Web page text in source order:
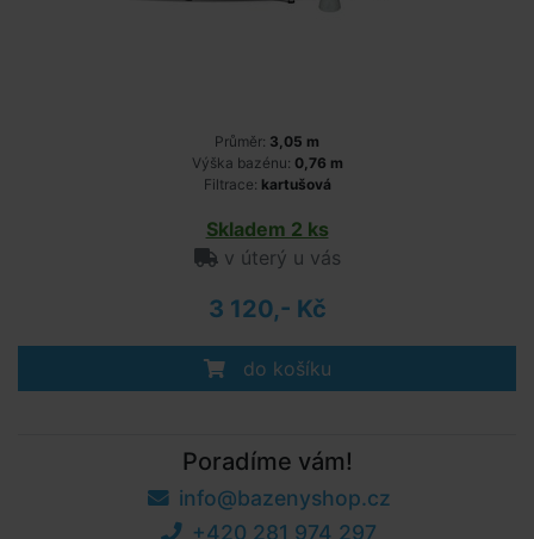
Průměr: 3,05 m
Výška bazénu: 0,76 m
Filtrace: kartušová
Skladem 2 ks
v úterý u vás
3 120,- Kč
do košíku
Poradíme vám!
info@bazenyshop.cz
+420 281 974 297